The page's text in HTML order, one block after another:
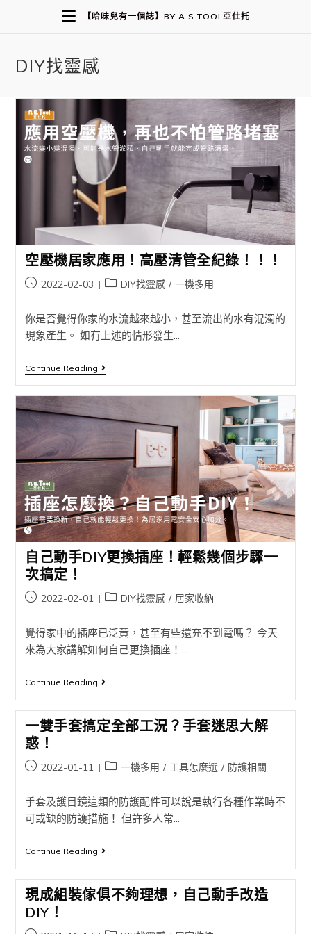
【哈味兒有一個誌】BY A.S.TOOL亞仕托
DIY找靈感
空壓機居家應用！高壓清管全紀錄！！！
2022-02-03 DIY找靈感 / 一機多用
你是否覺得你家的水流越來越小，甚至流出的水有混濁的
現象產生。 如有上述的情形發生...
Continue Reading
自己動手DIY更換插座！輕鬆幾個步驟一
次搞定！
2022-02-01 DIY找靈感 / 居家收納
覺得家中的插座已泛黃，甚至有些還充不到電嗎？ 今天
來為大家講解如何自己更換插座！...
Continue Reading
一雙手套搞定全部工況？手套迷思大解
惑！
2022-01-11 一機多用 / 工具怎麼選 / 防護相關
手套及護目鏡這類的防護配件可以說是執行各種作業時不
可或缺的防護措施！ 但許多人常...
Continue Reading
現成組裝傢俱不夠理想，自己動手改造
DIY！